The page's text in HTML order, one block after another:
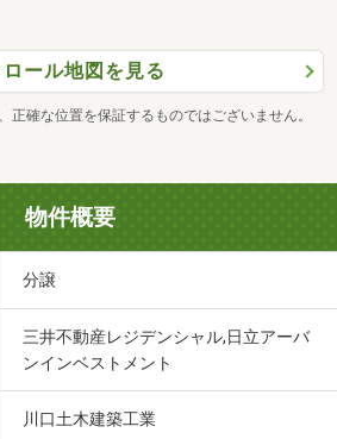
ロール地図を見る
正確な位置を保証するものではございません。
物件概要
分譲
三井不動産レジデンシャル,日立アーバ
ンインベストメント
川口土木建築工業